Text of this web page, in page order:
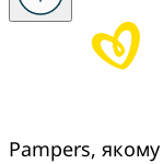
Pampers,